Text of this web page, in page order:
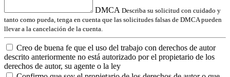
DMCA Describa su solicitud con cuidado y
tanto como pueda, tenga en cuenta que las solicitudes falsas de DMCA pueden
llevar a la cancelación de la cuenta.
Creo de buena fe que el uso del trabajo con derechos de autor
descrito anteriormente no está autorizado por el propietario de los
derechos de autor, su agente o la ley